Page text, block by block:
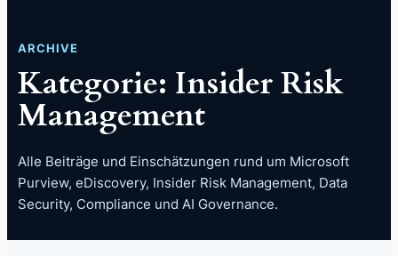
ARCHIVE
Kategorie: Insider Risk
Management
Alle Beiträge und Einschätzungen rund um Microsoft
Purview, eDiscovery, Insider Risk Management, Data
Security, Compliance und AI Governance.